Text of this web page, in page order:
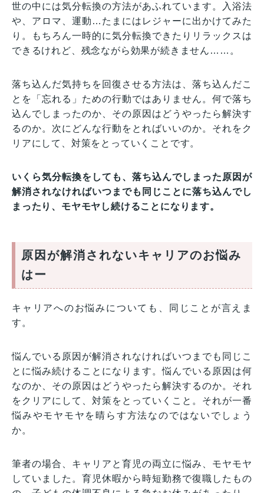
世の中には気分転換の方法があふれています。入浴法
や、アロマ、運動…たまにはレジャーに出かけてみた
り。もちろん一時的に気分転換できたりリラックスは
できるけれど、残念ながら効果が続きません……。
落ち込んだ気持ちを回復させる方法は、落ち込んだこ
とを「忘れる」ための行動ではありません。何で落ち
込んでしまったのか、その原因はどうやったら解決す
るのか。次にどんな行動をとればいいのか。それをク
リアにして、対策をとっていくことです。
いくら気分転換をしても、落ち込んでしまった原因が
解消されなければいつまでも同じことに落ち込んでし
まったり、モヤモヤし続けることになります。
原因が解消されないキャリアのお悩み
はー
キャリアへのお悩みについても、同じことが言えま
す。
悩んでいる原因が解消されなければいつまでも同じこ
とに悩み続けることになります。悩んでいる原因は何
なのか、その原因はどうやったら解決するのか。それ
をクリアにして、対策をとっていくこと。それが一番
悩みやモヤモヤを晴らす方法なのではないでしょう
か。
筆者の場合、キャリアと育児の両立に悩み、モヤモヤ
していました。育児休暇から時短勤務で復職したもの